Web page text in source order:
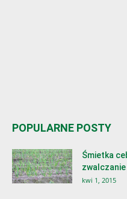
POPULARNE POSTY
Śmietka
zwalczanie
kwi 1, 2015